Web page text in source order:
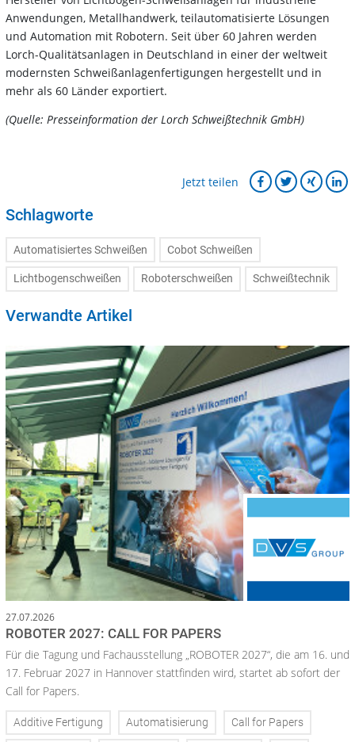
Anwendungen, Metallhandwerk, teilautomatisierte Lösungen
und Automation mit Robotern. Seit über 60 Jahren werden
Lorch-Qualitätsanlagen in Deutschland in einer der weltweit
modernsten Schweißanlagenfertigungen hergestellt und in
mehr als 60 Länder exportiert.
(Quelle: Presseinformation der Lorch Schweißtechnik GmbH)
Jetzt teilen
Schlagworte
Automatisiertes Schweißen Cobot Schweißen
Lichtbogenschweißen Roboterschweißen Schweißtechnik
Verwandte Artikel
27.07.2026
ROBOTER 2027: CALL FOR PAPERS
Für die Tagung und Fachausstellung „ROBOTER 2027“, die am 16. und
17. Februar 2027 in Hannover stattfinden wird, startet ab sofort der
Call for Papers.
Additive Fertigung Automatisierung Call for Papers